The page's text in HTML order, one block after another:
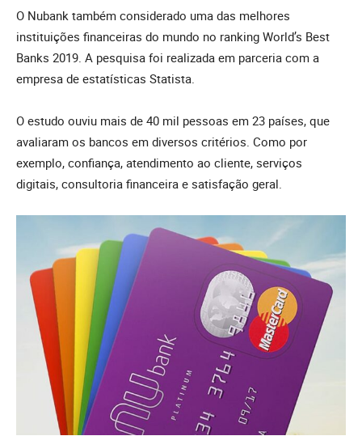
O Nubank também considerado uma das melhores
instituições financeiras do mundo no ranking World’s Best
Banks 2019. A pesquisa foi realizada em parceria com a
empresa de estatísticas Statista.
O estudo ouviu mais de 40 mil pessoas em 23 países, que
avaliaram os bancos em diversos critérios. Como por
exemplo, confiança, atendimento ao cliente, serviços
digitais, consultoria financeira e satisfação geral.